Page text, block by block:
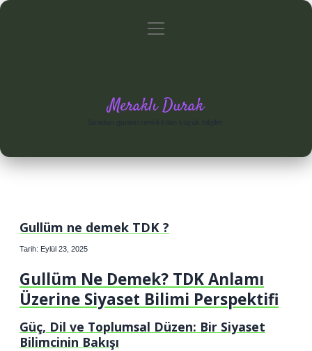
Gizlilik Politikası
menüyü
aç
Meraklı Durak
Gullüm ne demek TDK ?
Tarih: Eylül 23, 2025
Gullüm Ne Demek? TDK Anlamı
Üzerine Siyaset Bilimi Perspektifi
Güç, Dil ve Toplumsal Düzen: Bir Siyaset
Bilimcinin Bakışı